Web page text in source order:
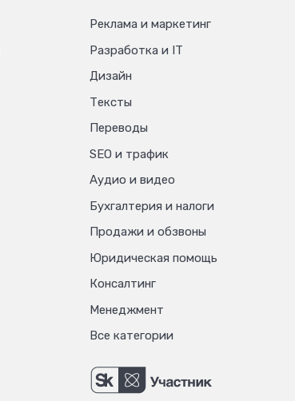
Реклама и маркетинг
Разработка и IT
Дизайн
Тексты
Переводы
SEO и трафик
Аудио и видео
Бухгалтерия и налоги
Продажи и обзвоны
Юридическая помощь
Консалтинг
Менеджмент
Все категории